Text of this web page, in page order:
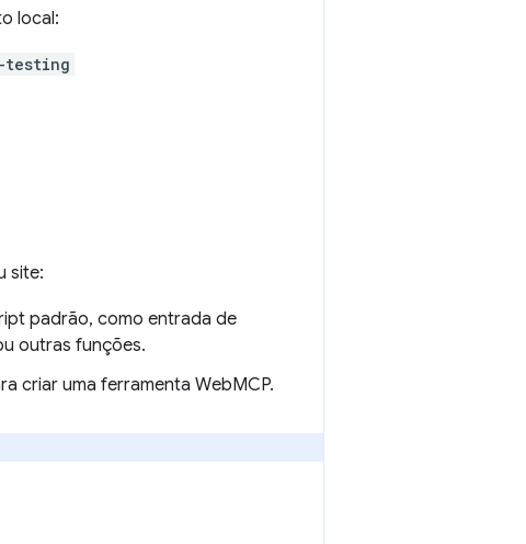
local:
testing
site:
padrão, como entrada de
outras funções.
criar uma ferramenta WebMCP.